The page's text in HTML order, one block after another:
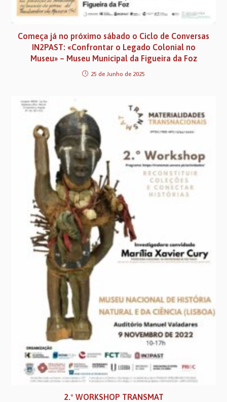
Começa já no próximo sábado o Ciclo de Conversas
IN2PAST: «Confrontar o Legado Colonial no
Museu» – Museu Municipal da Figueira da Foz
25 de Junho de 2025
2.º WORKSHOP TRANSMAT